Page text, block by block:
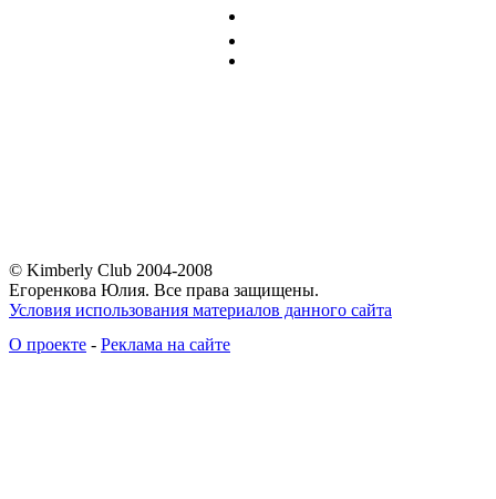
© Kimberly Club 2004-2008
Егоренкова Юлия. Все права защищены.
Условия использования материалов данного сайта
О проекте - Реклама на сайте